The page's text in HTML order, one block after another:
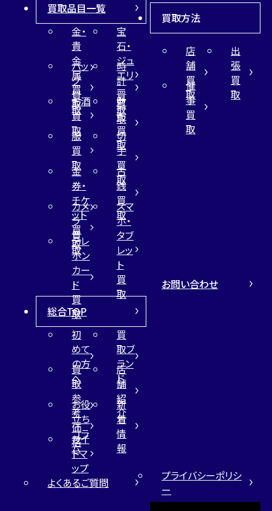
買取品目一覧
金・
貴
金
属
買
取
宝
石・
ジュ
エリ
ー
買
取
バッ
グ
買
取
時
計
買
取
お酒
買
取
財
布
買
取
服
買
取
切
手
買
取
金
券・
チケ
ット
買
取
古
銭
買
取
カメ
ラ
買
取
スマ
ホ・
タブ
レッ
ト
買
取
テレ
ホン
カー
ド
買
取
買取方法
店
舗
買
取
出
張
買
取
催
事
買
取
総合TOP
初
めて
の方
へ
買
取ブ
ラン
ド
買
取
参
考
価
格
店
舗
紹
介
お役
立ち
コラ
ム
新
着
情
報
サイ
トマ
ップ
お問い合わせ
よくあるご質問
プライバシーポリシ
ー